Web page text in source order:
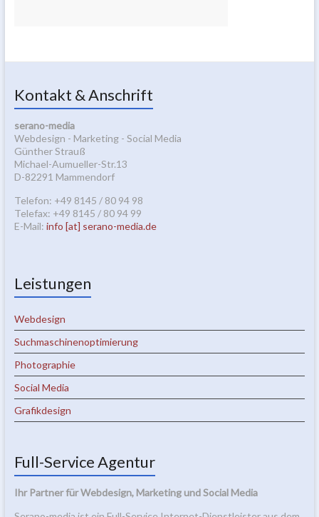
Kontakt & Anschrift
serano-media
Webdesign - Marketing - Social Media
Günther Strauß
Michael-Aumueller-Str.13
D-82291 Mammendorf
Telefon: +49 8145 / 80 94 98
Telefax: +49 8145 / 80 94 99
E-Mail: info [at] serano-media.de
Leistungen
Webdesign
Suchmaschinenoptimierung
Photographie
Social Media
Grafikdesign
Full-Service Agentur
Ihr Partner für Webdesign, Marketing und Social Media